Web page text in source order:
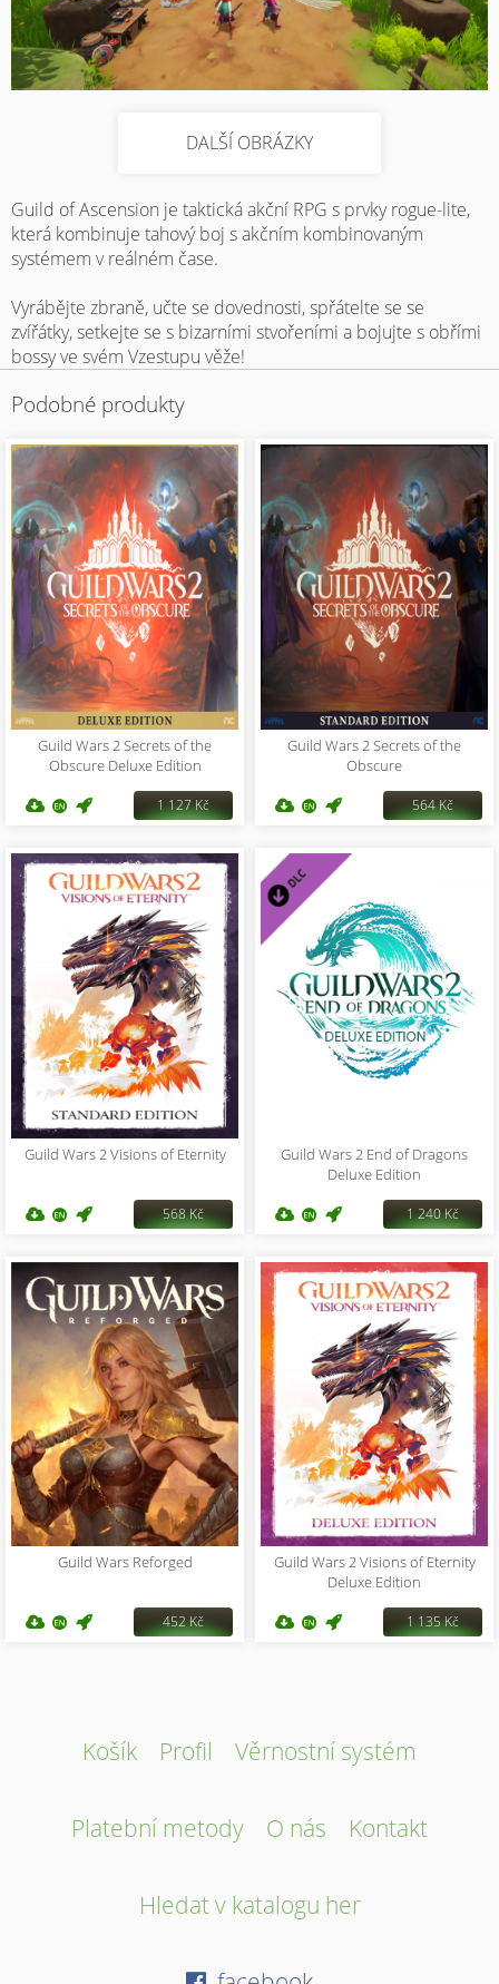
DALŠÍ OBRÁZKY
Guild of Ascension je taktická akční RPG s prvky rogue-lite,
která kombinuje tahový boj s akčním kombinovaným
systémem v reálném čase.
Vyrábějte zbraně, učte se dovednosti, spřátelte se se
zvířátky, setkejte se s bizarními stvořeními a bojujte s obřími
bossy ve svém Vzestupu věže!
Podobné produkty
Guild Wars 2 Secrets of the
Obscure Deluxe Edition
1 127 Kč
Guild Wars 2 Secrets of the
Obscure
564 Kč
Guild Wars 2 Visions of Eternity
568 Kč
Guild Wars 2 End of Dragons
Deluxe Edition
1 240 Kč
Guild Wars Reforged
452 Kč
Guild Wars 2 Visions of Eternity
Deluxe Edition
1 135 Kč
Košík Profil Věrnostní systém
Platební metody O nás Kontakt
Hledat v katalogu her